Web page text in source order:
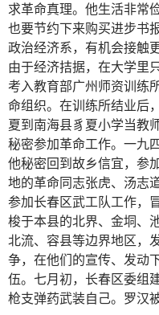
求革命真理。他生活非常
也要节约下来购买进步书
政治经济系，有机会接触
由于经济拮据，在大学里
考入教育部广州师资训练
命组织。在训练所结业后
夏到南海县豸夏小学当教
秘密参加革命工作。一九
他秘密回到故乡信宜，参
地的革命同志张虎、汤志
参加长春区武工队工作，
梭于本县的北界、金垌、
北流、容县等边界地区，
争，在他们的宣传、发动
伍。七月初，长春区委组
枪支弹药武装自己。罗汉